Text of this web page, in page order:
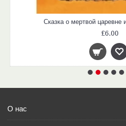
Сказка о мертвой царевне
£6.00
О нас